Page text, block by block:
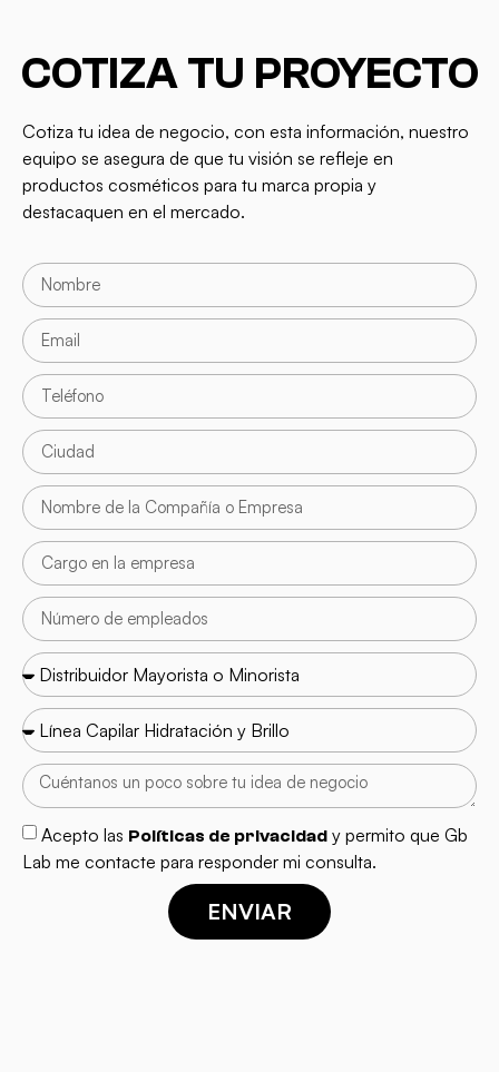
COTIZA TU PROYECTO
Cotiza tu idea de negocio, con esta información, nuestro
equipo se asegura de que tu visión se refleje en
productos cosméticos para tu marca propia y
destacaquen en el mercado.
Acepto las Políticas de privacidad y permito que Gb
Lab me contacte para responder mi consulta.
ENVIAR